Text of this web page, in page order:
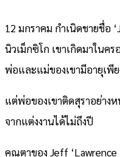
12 มกราคม กำเนิดชายชื่อ
นิวเม็กซิโก เขาเกิดมาในค
พ่อและแม่ของเขามีอายุเพี
แต่พ่อของเขาติดสุราอย่าง
จากแต่งงานได้ไม่ถึงปี
คุณตาของ Jeff ‘Lawrence